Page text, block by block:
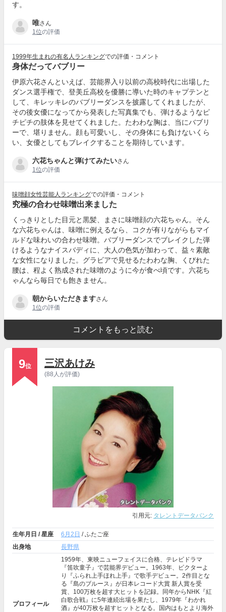
す。
唯さん
1位の評価
1999年生まれの有名人ランキングでの評価・コメント
身体だってバブリー
伊原六花さんといえば、芸能界入り以前の高校時代に出場した
ダンス選手権で、登美丘高校を優勝に導いた時のキャプテンと
して、キレッキレのバブリーダンスを披露してくれましたが、
その後女優になってから発表した写真集でも、弾けるようなピ
チピチの肢体を見せてくれました。たわわな胸は、当にバブリ
ーで、堪りません。顔も可愛いし、その身体にも負けないくら
い、女優としてもブレイクすることを期待しています。
六花ちゃんと弾けてみたいさん
1位の評価
味噌顔女性芸能人ランキングでの評価・コメント
究極の合わせ味噌出来ました
くっきりとした目元と黒髪、まさに味噌顔の六花ちゃん。そん
な六花ちゃんは、味噌に例えるなら、コクが有りながらもマイ
ルドな味わいの合わせ味噌。バブリーダンスでブレイクした弾
けるようなナイスバディに、大人の色気が加わって、益々素敵
な女性になりました。グラビアで見せるたわわな胸、くびれた
腰は、程よく熟成された味噌のように今が食べ頃です。六花ち
ゃんなら毎日でも飽きません。
朝からいただきますさん
1位の評価
コメントをもっと読む
9位 三沢あけみ
(88人が評価)
引用元: タレントデータバンク
生年月日 / 星座 6月2日 / ふたご座
出身地
長野県
プロフィール
1959年、東映ニューフェイスに合格、テレビドラマ
『笛吹童子』で芸能界デビュー。1963年、ビクターよ
り『ふられ上手ほれ上手』で歌手デビュー。2作目とな
る『島のブルース』が日本レコード大賞 新人賞を受
賞、100万枚を超す大ヒットを記録。同年からNHK『紅
白歌合戦』に5年連続出場を果たし、1979年『わかれ
酒』が40万枚を超すヒットとなる。国内はもとより海外